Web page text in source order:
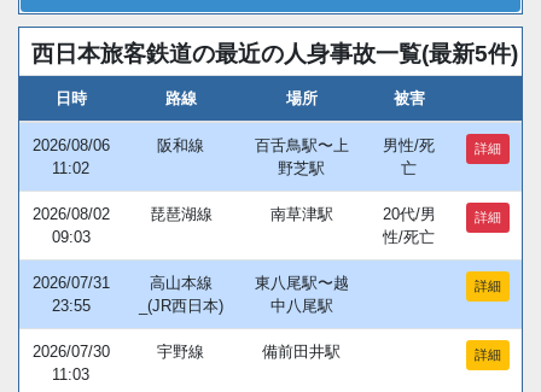
西日本旅客鉄道の最近の人身事故一覧(最新5件)
日時 路線 場所 被害
2026/08/06
11:02
阪和線
百舌鳥駅〜上
野芝駅
男性/死
亡
詳細
2026/08/02
09:03
琵琶湖線 南草津駅
20代/男
性/死亡
詳細
2026/07/31
23:55
高山本線
_(JR西日本)
東八尾駅〜越
中八尾駅
詳細
2026/07/30
11:03
宇野線 備前田井駅 詳細